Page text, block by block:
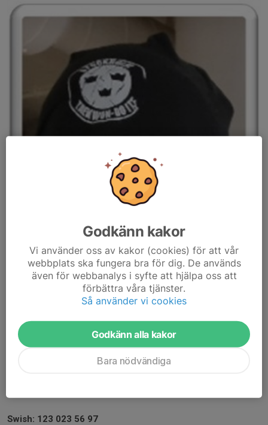
Swish: 123 023 56 97
Godkänn kakor
Vi använder oss av kakor (cookies) för att vår
webbplats ska fungera bra för dig. De används
även för webbanalys i syfte att hjälpa oss att
förbättra våra tjänster.
Så använder vi cookies
Godkänn alla kakor
Bara nödvändiga